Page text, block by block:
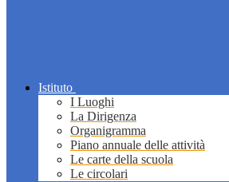
Istituto
I Luoghi
La Dirigenza
Organigramma
Piano annuale delle attività
Le carte della scuola
Le circolari